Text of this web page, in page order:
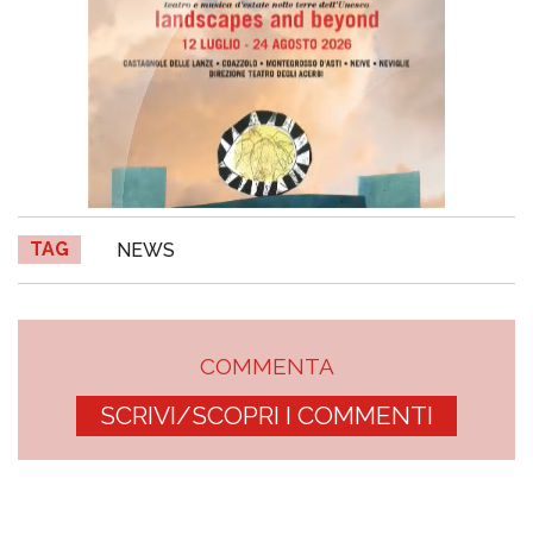
TAG NEWS
COMMENTA
SCRIVI/SCOPRI I COMMENTI